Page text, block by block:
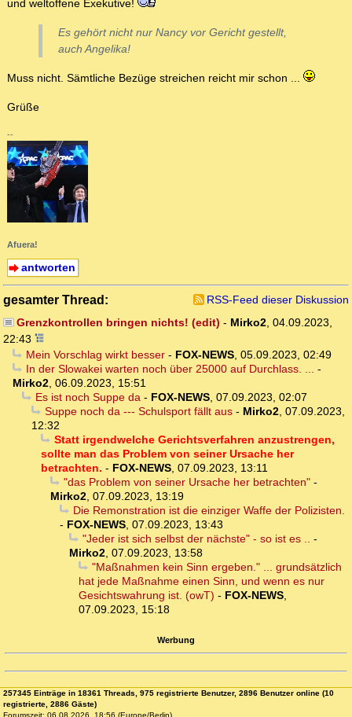
und weltoffene Exekutive!
Es gehört nicht nur Nancy vor Gericht gestellt,
auch Angelika!
Muss nicht. Sämtliche Bezüge streichen reicht mir schon ...
Grüße
--
Afuera!
antworten
gesamter Thread:
RSS-Feed dieser Diskussion
Grenzkontrollen bringen nichts! (edit) - Mirko2, 04.09.2023,
22:43
Mein Vorschlag wirkt besser- FOX-NEWS, 05.09.2023, 02:49
In der Slowakei warten noch über 25000 auf Durchlass. ...
-
Mirko2 06.09.2023, 15:51
Es ist noch Suppe da - FOX-NEWS, 07.09.2023, 02:07
Suppe noch da --- Schulsport fällt aus- Mirko2, 07.09.2023,
12:32
Statt irgendwelche Gerichtsverfahren anzustrengen,
sollte man das Problem von seiner Ursache her
betrachten. - FOX-NEWS 07.09.2023, 13:11
"das Problem von seiner Ursache her betrachten"-
Mirko2 07.09.2023, 13:19
Die Remonstration ist die einziger Waffe der Polizisten.
- FOX-NEWS 07.09.2023, 13:43
"Jeder ist sich selbst der nächste" - so ist es ..
-
Mirko2 07.09.2023, 13:58
"Maßnahmen kein Sinn ergeben." ... grundsätzlich
hat jede Maßnahme einen Sinn, und wenn es nur
Gesichtswahrung ist. (owT) - FOX-NEWS
07.09.2023, 15:18
Werbung
257345 Einträge in 18361 Threads, 975 registrierte Benutzer, 2896 Benutzer online (10
registrierte, 2886 Gäste)